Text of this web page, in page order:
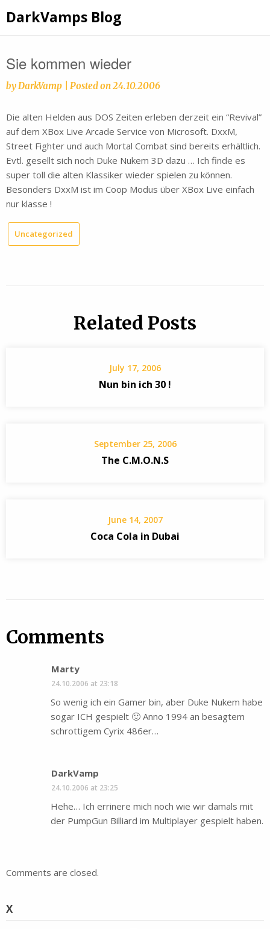
to
content
DarkVamps Blog
Sie kommen wieder
byDarkVamp Posted on24.10.2006
Die alten Helden aus DOS Zeiten erleben derzeit ein “Revival”
auf dem XBox Live Arcade Service von Microsoft. DxxM,
Street Fighter und auch Mortal Combat sind bereits erhältlich.
Evtl. gesellt sich noch Duke Nukem 3D dazu … Ich finde es
super toll die alten Klassiker wieder spielen zu können.
Besonders DxxM ist im Coop Modus über XBox Live einfach
nur klasse !
Uncategorized
Related Posts
July 17, 2006
Nun bin ich 30 !
September 25, 2006
The C.M.O.N.S
June 14, 2007
Coca Cola in Dubai
Comments
Marty
24.10.2006 at 23:18
So wenig ich ein Gamer bin, aber Duke Nukem habe
sogar ICH gespielt 🙂 Anno 1994 an besagtem
schrottigem Cyrix 486er…
DarkVamp
24.10.2006 at 23:25
Hehe… Ich errinere mich noch wie wir damals mit
der PumpGun Billiard im Multiplayer gespielt haben.
Comments are closed.
X